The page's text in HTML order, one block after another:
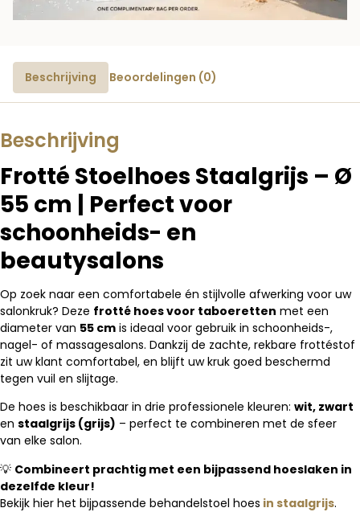
Beschrijving Beoordelingen (0)
Beschrijving
Frotté Stoelhoes Staalgrijs – Ø
55 cm | Perfect voor
schoonheids- en
beautysalons
Op zoek naar een comfortabele én stijlvolle afwerking voor uw
salonkruk? Deze frotté hoes voor taboeretten met een
diameter van 55 cm is ideaal voor gebruik in schoonheids-,
nagel- of massagesalons. Dankzij de zachte, rekbare frottéstof
zit uw klant comfortabel, en blijft uw kruk goed beschermd
tegen vuil en slijtage.
De hoes is beschikbaar in drie professionele kleuren: wit, zwart
en staalgrijs (grijs) – perfect te combineren met de sfeer
van elke salon.
💡 Combineert prachtig met een bijpassend hoeslaken in
dezelfde kleur!
Bekijk hier het bijpassende behandelstoel hoes in staalgrijs.